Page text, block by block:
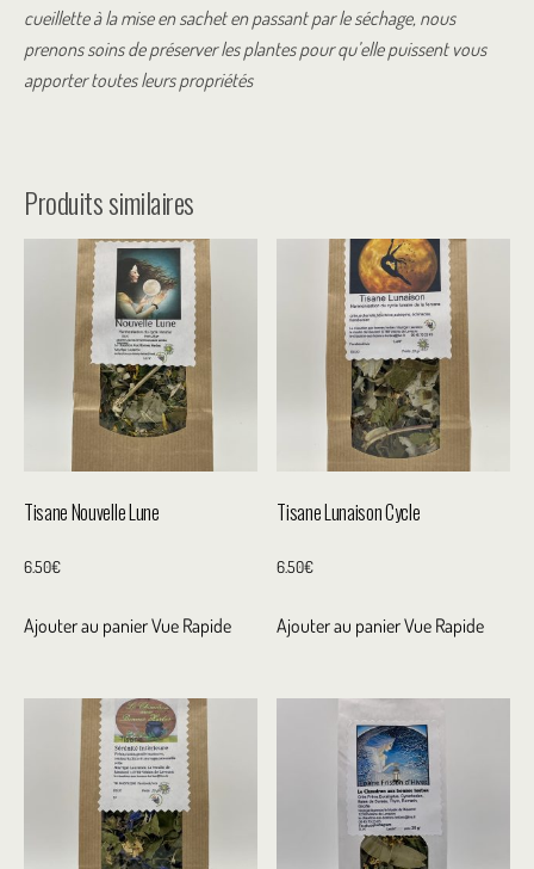
cueillette à la mise en sachet en passant par le séchage, nous
prenons soins de préserver les plantes pour qu’elle puissent vous
apporter toutes leurs propriétés
Produits similaires
Tisane Nouvelle Lune
6.50€
Ajouter au panierVue Rapide
Tisane Lunaison Cycle
6.50€
Ajouter au panierVue Rapide